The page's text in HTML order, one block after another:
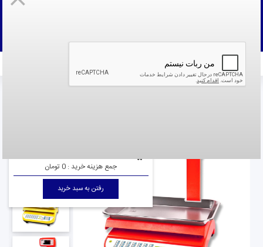
جمع هزینه خرید :
رفتن به سبد خرید
ترازوی فروشگاهی
ترازو ساده